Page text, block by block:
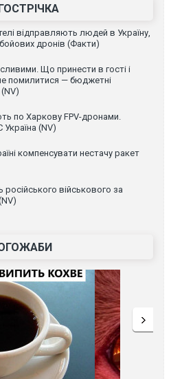
відправляють людей в Україну,
дронів (Факти)
Що принести в гості і
помилитися — бюджетні
по Харкову FPV-дронами.
(NV)
компенсувати нестачу ракет
російського військового за